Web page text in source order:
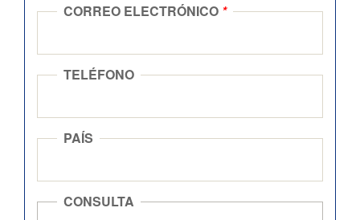
CORREO ELECTRÓNICO *
TELÉFONO
PAÍS
CONSULTA